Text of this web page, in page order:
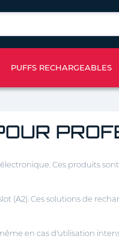
PUFFS RECHARGEABLES
Ces produits
(A2). Ces solutions de
en cas d'utilisation